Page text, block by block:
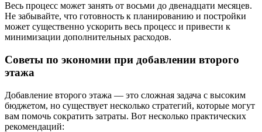
Весь процесс может занять от восьми до двенадцати месяцев.
Не забывайте, что готовность к планированию и постройки
может существенно ускорить весь процесс и привести к
минимизации дополнительных расходов.
Советы по экономии при добавлении второго
этажа
Добавление второго этажа — это сложная задача с высоким
бюджетом, но существует несколько стратегий, которые могут
вам помочь сократить затраты. Вот несколько практических
рекомендаций: